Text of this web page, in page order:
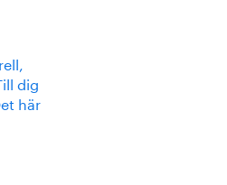
dig
här